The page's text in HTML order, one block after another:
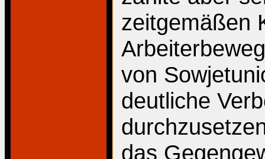
zeitgemäßen
von
deutliche
das